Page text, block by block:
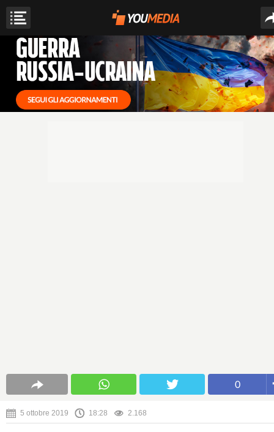
0
5 ottobre 2019 18:28 2.168